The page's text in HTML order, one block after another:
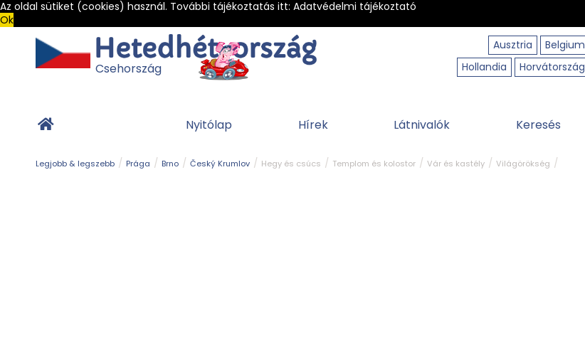
Az oldal sütiket (cookies) használ. További tájékoztatás itt: Adatvédelmi tájékoztató
Ok
Ausztria
Belgium
Hollandia
Horvátország
Csehország
Nyitólap Hírek Látnivalók Keresés
Legjobb & legszebb Prága Brno Český Krumlov Hegy és csúcs Templom és kolostor Vár és kastély Világörökség